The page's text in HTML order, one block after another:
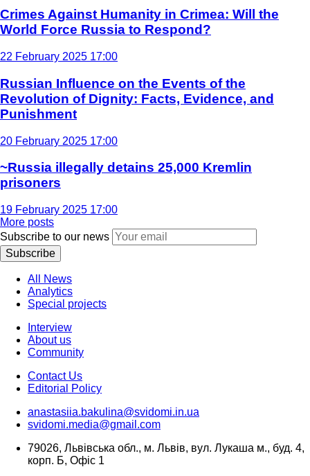
Crimes Against Humanity in Crimea: Will the
World Force Russia to Respond?
22 February 2025 17:00
Russian Influence on the Events of the
Revolution of Dignity: Facts, Evidence, and
Punishment
20 February 2025 17:00
~Russia illegally detains 25,000 Kremlin
prisoners
19 February 2025 17:00
More posts
Subscribe to our news
Subscribe
All News
Analytics
Special projects
Interview
About us
Community
Contact Us
Editorial Policy
anastasiia.bakulina@svidomi.in.ua
svidomi.media@gmail.com
79026, Львівська обл., м. Львів, вул. Лукаша м., буд. 4,
корп. Б, Офіс 1